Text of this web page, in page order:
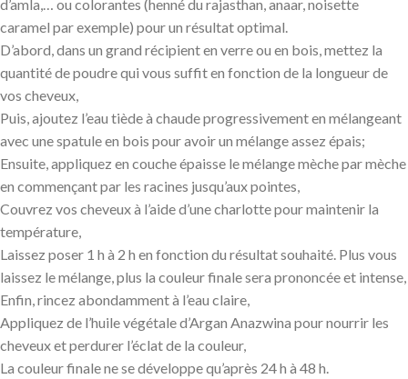
d’amla,… ou colorantes (henné du rajasthan, anaar, noisette
caramel par exemple) pour un résultat optimal.
D’abord, dans un grand récipient en verre ou en bois, mettez la
quantité de poudre qui vous suffit en fonction de la longueur de
vos cheveux,
Puis, ajoutez l’eau tiède à chaude progressivement en mélangeant
avec une spatule en bois pour avoir un mélange assez épais;
Ensuite, appliquez en couche épaisse le mélange mèche par mèche
en commençant par les racines jusqu’aux pointes,
Couvrez vos cheveux à l’aide d’une charlotte pour maintenir la
température,
Laissez poser 1 h à 2 h en fonction du résultat souhaité. Plus vous
laissez le mélange, plus la couleur finale sera prononcée et intense,
Enfin, rincez abondamment à l’eau claire,
Appliquez de l’huile végétale d’Argan Anazwina pour nourrir les
cheveux et perdurer l’éclat de la couleur,
La couleur finale ne se développe qu’après 24 h à 48 h.